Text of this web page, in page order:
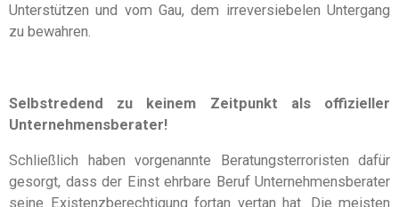
Unterstützen und vom Gau, dem irreversiebelen Untergang
zu bewahren.
Selbstredend zu keinem Zeitpunkt als offizieller
Unternehmensberater!
Schließlich haben vorgenannte Beratungsterroristen dafür
gesorgt, dass der Einst ehrbare Beruf Unternehmensberater
seine Existenzberechtigung fortan vertan hat. Die meisten